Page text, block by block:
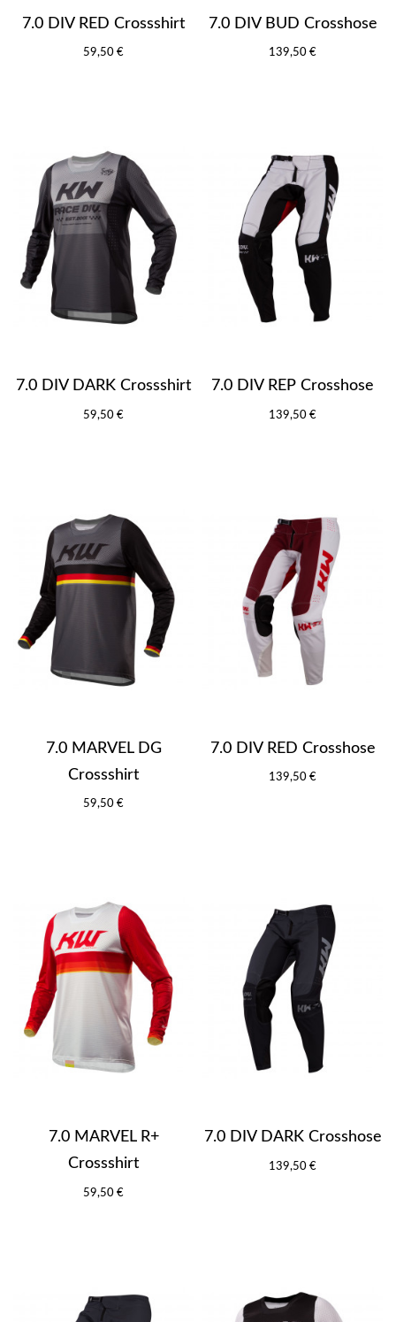
7.0 DIV RED Crossshirt
59,50 €
7.0 DIV BUD Crosshose
139,50 €
7.0 DIV DARK Crossshirt
59,50 €
7.0 DIV REP Crosshose
139,50 €
7.0 MARVEL DG
Crossshirt
59,50 €
7.0 DIV RED Crosshose
139,50 €
7.0 MARVEL R+
Crossshirt
59,50 €
7.0 DIV DARK Crosshose
139,50 €